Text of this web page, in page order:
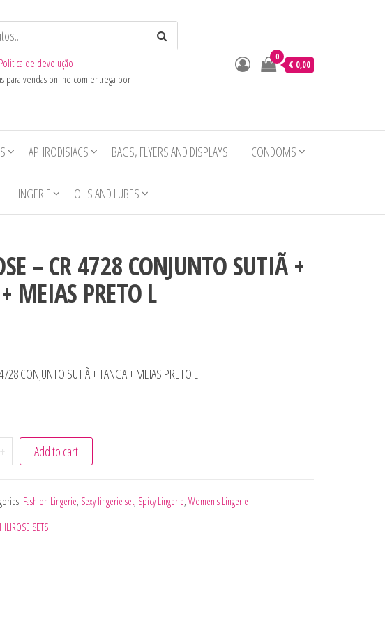
Politica de devolução
para vendas online com entrega por
0
€ 0,00
APHRODISIACS BAGS, FLYERS AND DISPLAYS CONDOMS
LINGERIE OILS AND LUBES
– CR 4728 CONJUNTO SUTIÃ +
MEIAS PRETO L
CONJUNTO SUTIÃ + TANGA + MEIAS PRETO L
- CR 4728 CONJUNTO SUTIÃ + TANGA + MEIAS PRETO L quantity
+ Add to cart
Fashion Lingerie, Sexy lingerie set, Spicy Lingerie, Women's Lingerie
SETS